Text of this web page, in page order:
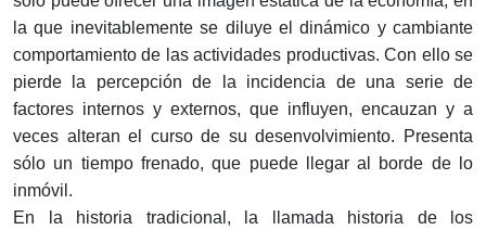
la que inevitablemente se diluye el dinámico y cambiante
comportamiento de las actividades productivas. Con ello se
pierde la percepción de la incidencia de una serie de
factores internos y externos, que influyen, encauzan y a
veces alteran el curso de su desenvolvimiento. Presenta
sólo un tiempo frenado, que puede llegar al borde de lo
inmóvil.
En la historia tradicional, la llamada historia de los